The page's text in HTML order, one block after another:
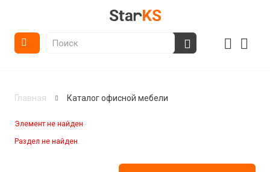
Главная Каталог офисной мебели
Элемент не найден
Раздел не найден.